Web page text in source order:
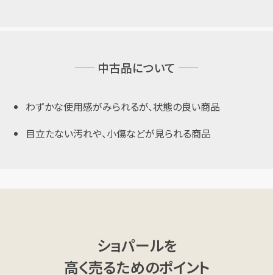
中古品について
わずかな使用感がみられるが、状態の良い商品
目立たない汚れや、小傷などが見られる商品
ショパールを
高く売るためのポイント